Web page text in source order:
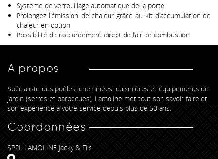
Système de verrouillage automatique de la porte
Prolongez l'émission de chaleur grâce au kit d'accumulation de
chaleur en option
Possibilité de raccordement direct de l’air de combustion
A propos
Spécialiste des poêles, cheminées, cuisinières et équipements de
jardin (serres et barbecues), Lamoline met tout son savoir-faire et
son expérience à votre service depuis plus de 50 ans.
Coordonnées
SPRL LAMOLINE Jacky & Fils